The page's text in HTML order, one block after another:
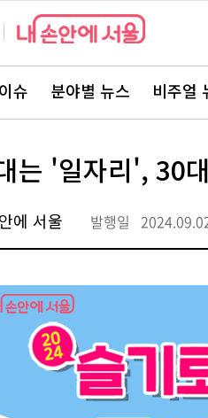
슈 분야별 뉴스 비주얼
는 '일자리', 30
에 서울 발행일